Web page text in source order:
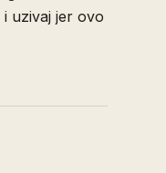
i uzivaj jer ovo